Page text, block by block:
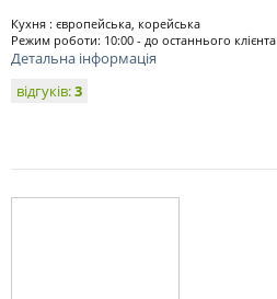
Кухня : європейська, корейська
Режим роботи: 10:00 - до останнього клієнта
Детальна інформація
відгуків:3